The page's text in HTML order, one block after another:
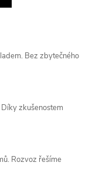
Bez zbytečného
zkušenostem
Rozvoz řešíme